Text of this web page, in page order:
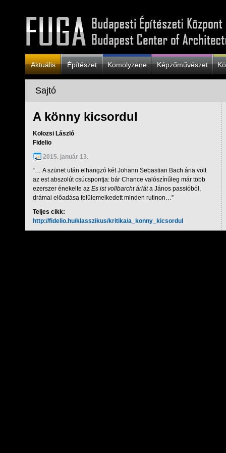
Aktuális Építészet Komolyzene Képzőművészet
Sajtó
A könny kicsordul
Kolozsi László
Fidelio
2015. január 13.
“… A szünet után elhangzó két Johann Sebastian Bach ária volt
az est abszolút csúcspontja: bár Chance valószínűleg már több
ezerszer énekelte az Es ist vollbarcht áriáta János passióból,
drámai előadása felülemelkedett minden rutinon…”
Teljes cikk:
http://fidelio.hu/klasszikus/kritika/a_konny_kicsordul